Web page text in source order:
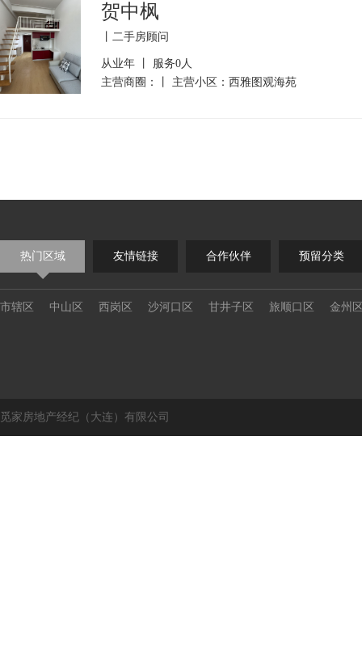
贺中枫
丨二手房顾问
从业年 丨 服务0人
主营商圈：丨 主营小区：西雅图观海苑
热门区域 友情链接 合作伙伴 预留分类
市辖区 中山区 西岗区 沙河口区 甘井子区 旅顺口区 金州
觅家房地产经纪（大连）有限公司